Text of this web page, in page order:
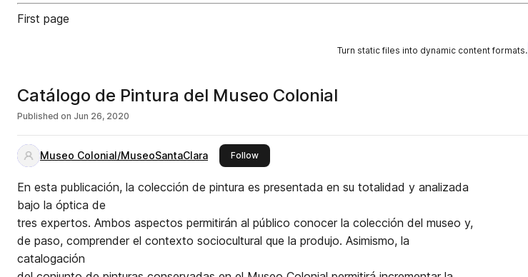
First page
Turn static files into dynamic content formats.
Catálogo de Pintura del Museo Colonial
Published on Jun 26, 2020
Museo Colonial/MuseoSantaClara Followthis publisher
En esta publicación, la colección de pintura es presentada en su totalidad y analizada
bajo la óptica de
tres expertos. Ambos aspectos permitirán al público conocer la colección del museo y,
de paso, comprender el contexto sociocultural que la produjo. Asimismo, la
catalogación